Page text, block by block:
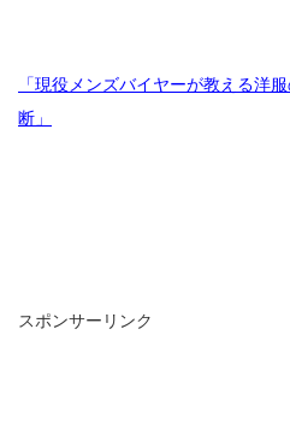
「現役メンズバイヤーが教える洋
断」
スポンサーリンク